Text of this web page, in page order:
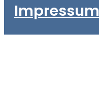
Impressum